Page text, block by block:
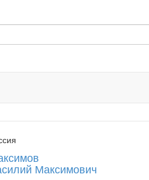
Максимович